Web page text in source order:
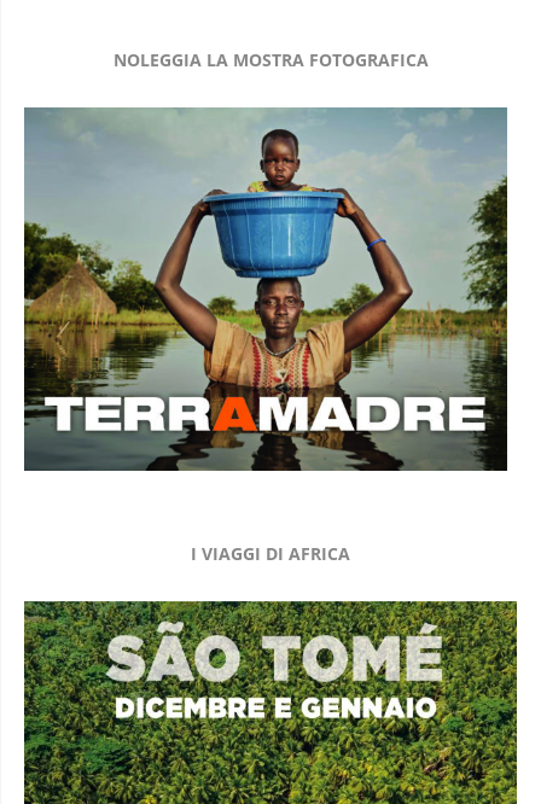
NOLEGGIA LA MOSTRA FOTOGRAFICA
I VIAGGI DI AFRICA